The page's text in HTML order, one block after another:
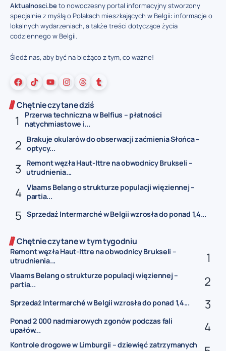
Aktualnosci.beto nowoczesny portal informacyjny stworzony
specjalnie z myślą o Polakach mieszkających w Belgii: informacje o
lokalnych wydarzeniach, a także treści dotyczące życia
codziennego w Belgii.
Śledź nas, aby być na bieżąco z tym, co ważne!
Chętnie czytane dziś
Przerwa techniczna w Belfius – płatności
natychmiastowe i...
Brakuje okularów do obserwacji zaćmienia Słońca –
optycy...
Remont węzła Haut-Ittre na obwodnicy Brukseli –
utrudnienia...
Vlaams Belang o strukturze populacji więziennej –
partia...
Sprzedaż Intermarché w Belgii wzrosła do ponad 1,4...
Chętnie czytane w tym tygodniu
Remont węzła Haut-Ittre na obwodnicy Brukseli –
utrudnienia...
Vlaams Belang o strukturze populacji więziennej –
partia...
Sprzedaż Intermarché w Belgii wzrosła do ponad 1,4...
Ponad 2 000 nadmiarowych zgonów podczas fali
upałów...
Kontrole drogowe w Limburgii – dziewięć zatrzymanych